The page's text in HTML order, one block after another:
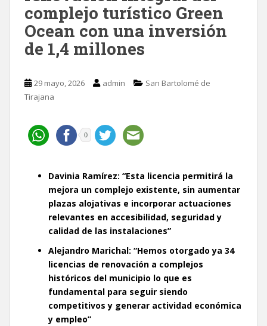
complejo turístico Green
Ocean con una inversión
de 1,4 millones
29 mayo, 2026 admin
San Bartolomé de
Tirajana
0
Davinia Ramírez: “Esta licencia permitirá la
mejora un complejo existente, sin aumentar
plazas alojativas e incorporar actuaciones
relevantes en accesibilidad, seguridad y
calidad de las instalaciones”
Alejandro Marichal: “Hemos otorgado ya 34
licencias de renovación a complejos
históricos del municipio lo que es
fundamental para seguir siendo
competitivos y generar actividad económica
y empleo”